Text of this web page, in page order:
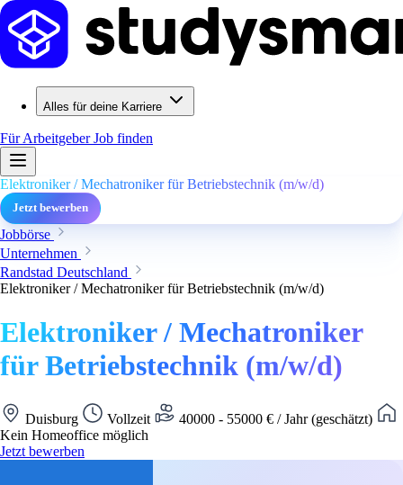
Alles für deine Karriere
Für ArbeitgeberJob finden
Elektroniker / Mechatroniker für Betriebstechnik (m/w/d)
Jetzt bewerben
Jobbörse
Unternehmen
Randstad Deutschland
Elektroniker / Mechatroniker für Betriebstechnik (m/w/d)
Elektroniker / Mechatroniker
für Betriebstechnik (m/w/d)
Duisburg Vollzeit
40000 - 55000 € / Jahr (geschätzt)
Kein Homeoffice möglich
Jetzt bewerben